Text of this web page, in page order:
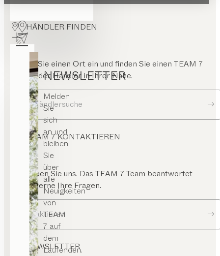
NEWSLETTER
Melden
Sie
sich
an und
bleiben
Sie
über
alle
Neuigkeiten
von
TEAM
7 auf
dem
Laufenden.
HÄNDLER FINDEN
Geben Sie einen Ort ein und finden Sie einen TEAM 7
Store oder Händler in Ihrer Nähe.
Zur Händlersuche
TEAM 7 KONTAKTIEREN
Schreiben Sie uns. Das TEAM 7 Team beantwortet
Ihnen gerne Ihre Fragen.
Kontaktieren
NEWSLETTER